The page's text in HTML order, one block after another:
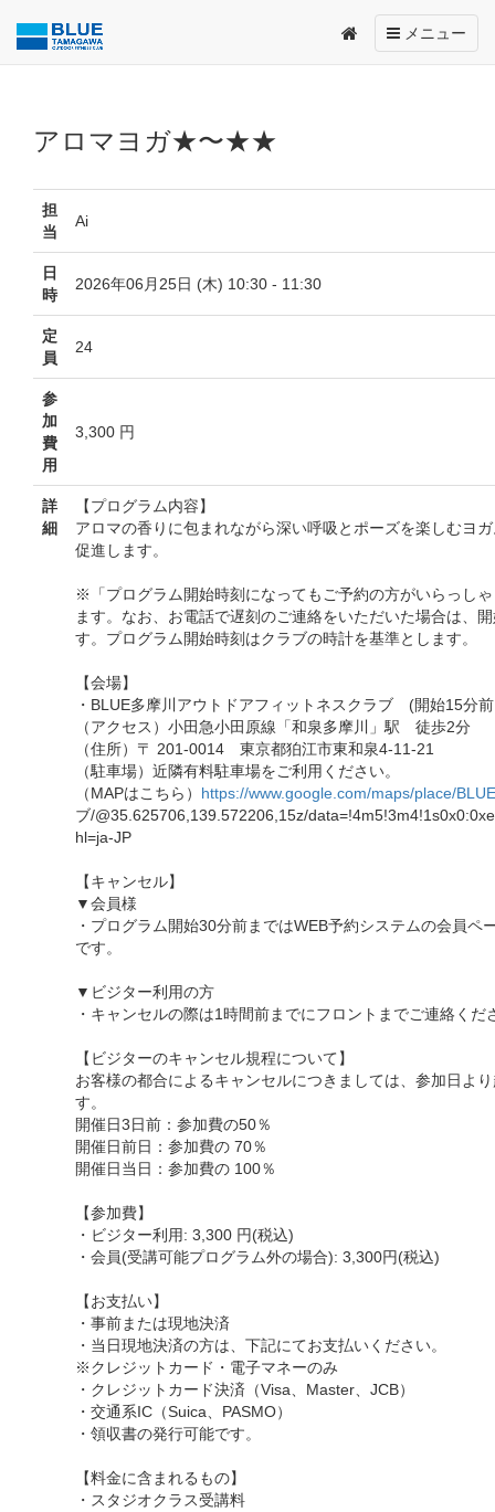
Toggle
navigation
メニュー
アロマヨガ★〜★★
担
当
Ai
日
時
2026年06月25日 (木) 10:30 - 11:30
定
員
24
参
加
費
用
3,300 円
詳
細
【プログラム内容】
アロマの香りに包まれながら深い呼吸とポーズを楽しむヨ
促進します。
※「プログラム開始時刻になってもご予約の方がいらっし
ます。なお、お電話で遅刻のご連絡をいただいた場合は、
す。プログラム開始時刻はクラブの時計を基準とします。
【会場】
・BLUE多摩川アウトドアフィットネスクラブ (開始15分
（アクセス）小田急小田原線「和泉多摩川」駅 徒歩2分
（住所）〒 201-0014 東京都狛江市東和泉4-11-21
（駐車場）近隣有料駐車場をご利用ください。
（MAPはこちら） https://www.google.com/maps/place/BLUE
ブ/@35.625706,139.572206,15z/
hl=ja-JP
【キャンセル】
▼会員様
・プログラム開始30分前まではWEB予約システムの会員
です。
▼ビジター利用の方
・キャンセルの際は1時間前までにフロントまでご連絡くだ
【ビジターのキャンセル規程について】
お客様の都合によるキャンセルにつきましては、参加日よ
す。
開催日3日前：参加費の50％
開催日前日：参加費の 70％
開催日当日：参加費の 100％
【参加費】
・ビジター利用: 3,300 円(税込)
・会員(受講可能プログラム外の場合): 3,300円(税込)
【お支払い】
・事前または現地決済
・当日現地決済の方は、下記にてお支払いください。
※クレジットカード・電子マネーのみ
・クレジットカード決済（Visa、Master、JCB）
・交通系IC（Suica、PASMO）
・領収書の発行可能です。
【料金に含まれるもの】
・スタジオクラス受講料